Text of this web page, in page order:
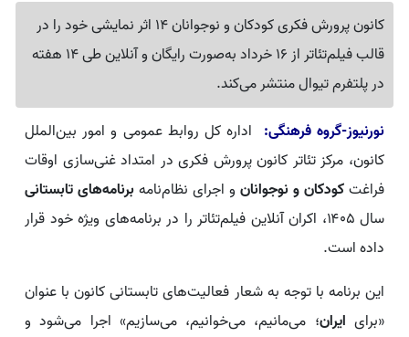
کانون پرورش فکری کودکان و نوجوانان 14 اثر نمایشی خود را در
قالب فیلم‌تئاتر از 16 خرداد به‌صورت رایگان و آنلاین طی 14 هفته
در پلتفرم تیوال منتشر می‌کند.
نورنیوز-گروه فرهنگی: اداره کل روابط عمومی و امور بین‌الملل
کانون، مرکز تئاتر کانون پرورش فکری در امتداد غنی‌سازی اوقات
فراغتکودکان و نوجوانان و اجرای نظام‌نامهبرنامه‌های تابستانی
سال ۱۴۰۵، اکران آنلاین فیلم‌تئاتر را در برنامه‌های ویژه خود قرار
داده است.
این برنامه با توجه به شعار فعالیت‌های تابستانی کانون با عنوان
«برای ایران؛ می‌مانیم، می‌خوانیم، می‌سازیم» اجرا می‌شود و